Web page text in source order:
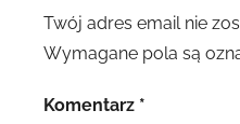
Twój adres email nie
Wymagane pola są
Komentarz *